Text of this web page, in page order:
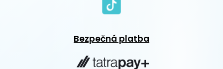
Bezpečná platba